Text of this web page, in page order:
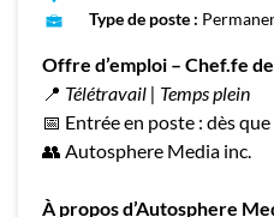
Type de poste :
Offre d’emploi – Chef.fe
📍 Télétravail | Temps plein
📅 Entrée en poste : dès
👥 Autosphere Media inc.
À propos d’Autosphere